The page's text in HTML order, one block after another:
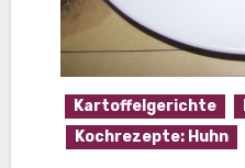
Kartoffelgerichte
Kochrezepte: Huhn